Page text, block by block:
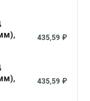
435,59 ₽
435,59 ₽